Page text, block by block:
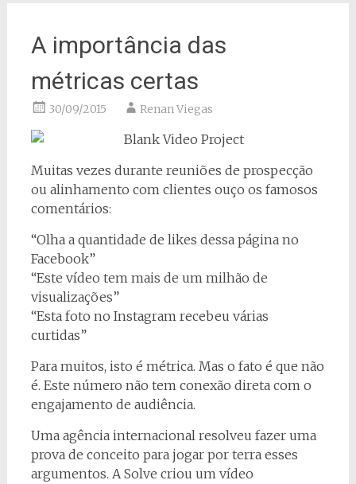
A importância das
métricas certas
30/09/2015 Renan Viegas
Muitas vezes durante reuniões de prospecção
ou alinhamento com clientes ouço os famosos
comentários:
“Olha a quantidade de likes dessa página no
Facebook”
“Este vídeo tem mais de um milhão de
visualizações”
“Esta foto no Instagram recebeu várias
curtidas”
Para muitos, isto é métrica. Mas o fato é que não
é. Este número não tem conexão direta com o
engajamento de audiência.
Uma agência internacional resolveu fazer uma
prova de conceito para jogar por terra esses
argumentos. A Solve criou um vídeo